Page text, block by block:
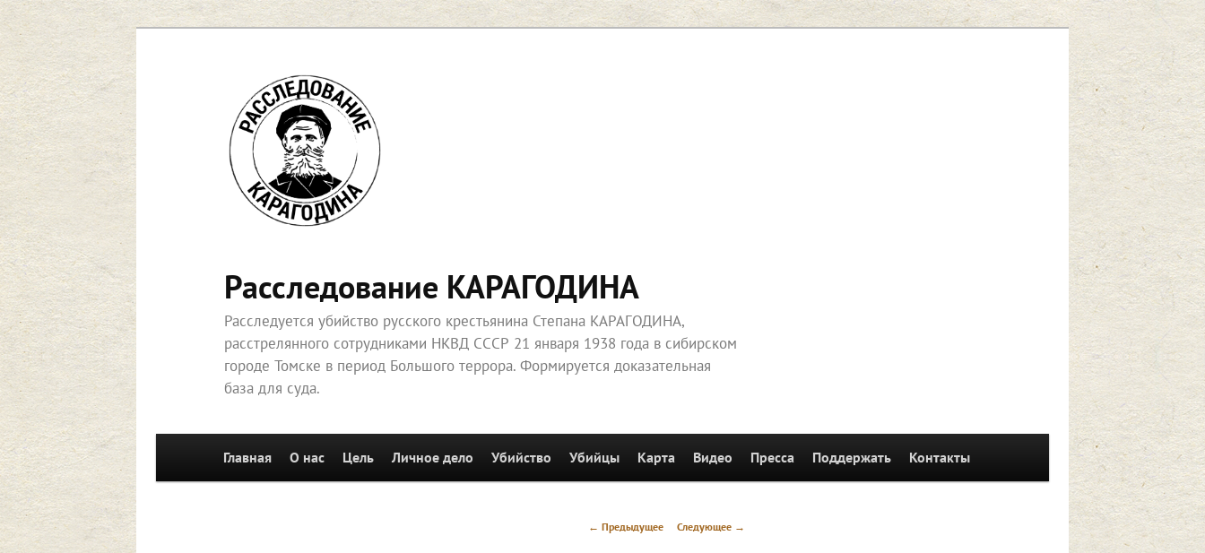
Перейти
к
основному
содержимому
Расследование КАРАГОДИНА
Расследуется убийство русского крестьянина Степана КАРАГОДИНА,
расстрелянного сотрудниками НКВД СССР 21 января 1938 года в сибирском
городе Томске в период Большого террора. Формируется доказательная
база для суда.
Перейти к основному содержимому
Главная О нас Цель Личное дело Убийство Убийцы Карта Видео Пресса Поддержать Контакты
Навигация
← Предыдущее Следующее →